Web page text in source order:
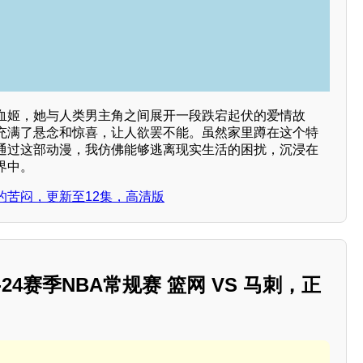
姬，她与人类男主角之间展开一段跌宕起伏的爱情故
满了悬念和惊喜，让人欲罢不能。虽然家里蹲在这个特
过这部动漫，我仿佛能够逃离现实生活的困扰，沉浸在
。
苦闷，更新至12集，高清版
赛季NBA常规赛 篮网 VS 马刺，正